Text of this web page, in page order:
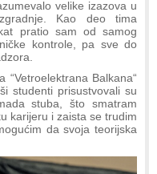
velike izazova u
Kao deo tima
pratio sam od samog
kontrole, pa sve do
“Vetroelektrana Balkana“
studenti prisustvovali su
stuba, što smatram
karijeru i zaista se trudim
da svoja teorijska